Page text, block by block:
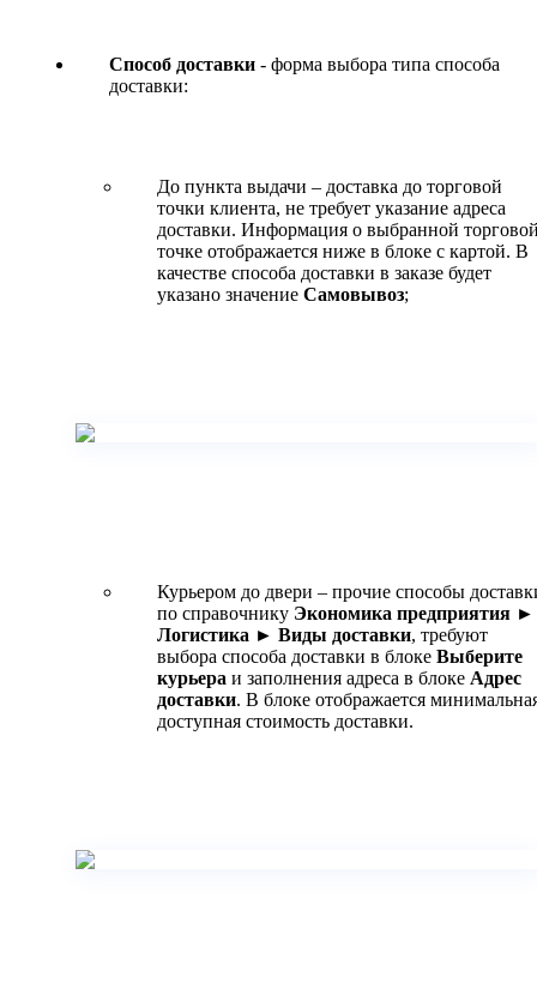
Способ доставки - форма выбора типа способа
доставки:
До пункта выдачи – доставка до торговой
точки клиента, не требует указание адреса
доставки. Информация о выбранной
точке отображается ниже в блоке с картой. В
качестве способа доставки в заказе будет
указано значение Самовывоз;
Курьером до двери – прочие способы
по справочнику Экономика предприятия ►
Логистика ► Виды доставки, требуют
выбора способа доставки в блоке Выберите
курьера и заполнения адреса в блоке Адрес
доставки. В блоке отображается
доступная стоимость доставки.